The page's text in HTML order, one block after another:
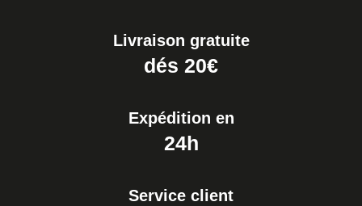
Extracteur de Bracelet de
Montre Facile
Livraison gratuite
dés 20€
Expédition en
24h
Service client